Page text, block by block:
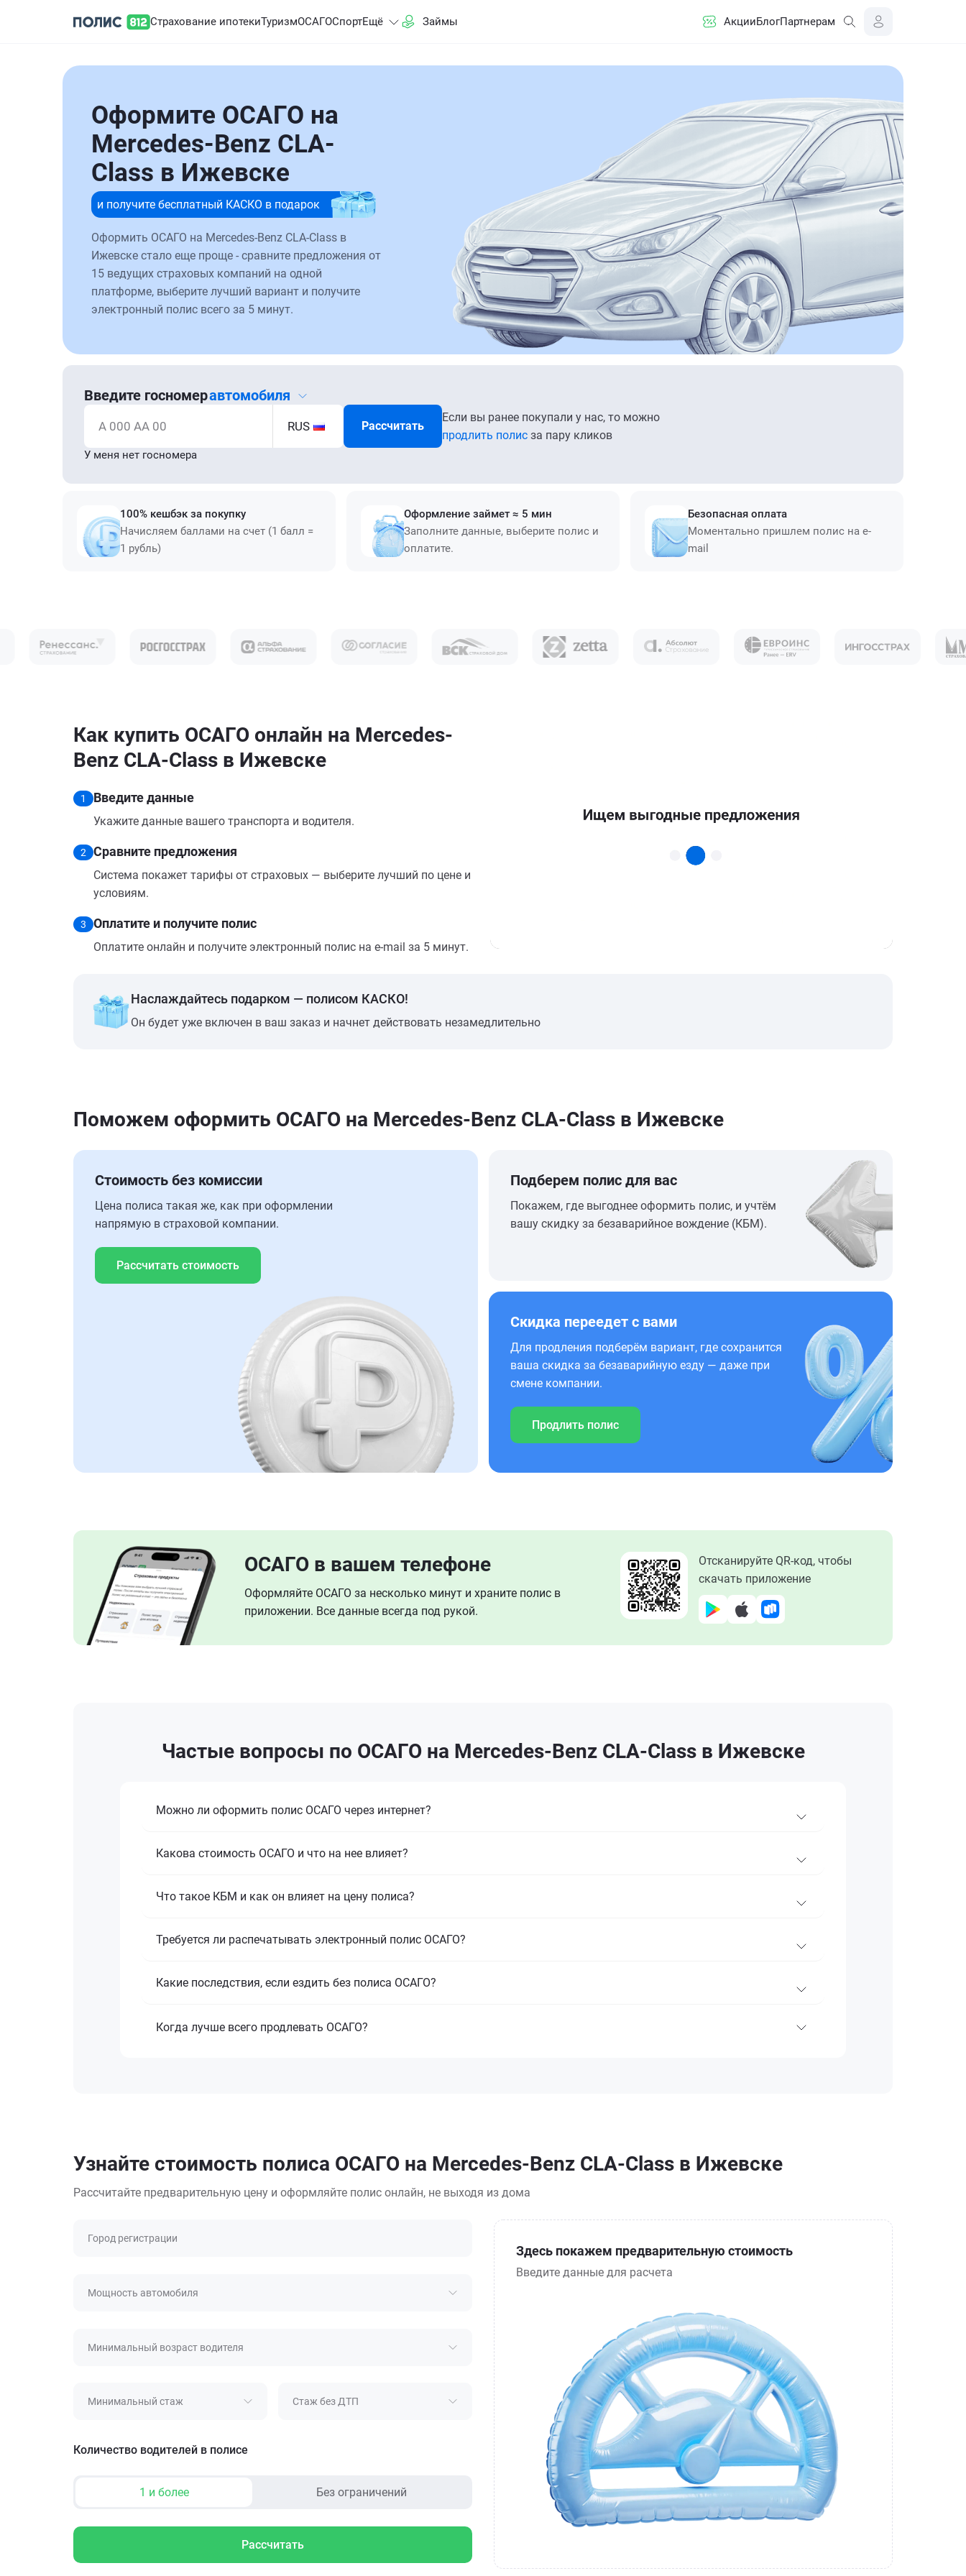
Страхование ипотекиТуризмОСАГОСпортЕщё Займы АкцииБлогПартнерам
Оформите ОСАГО на
Mercedes-Benz CLA-
Class в Ижевске
и получите бесплатный КАСКО в подарок
Оформить ОСАГО на Mercedes-Benz CLA-Class в
Ижевске стало еще проще - сравните предложения от
15 ведущих страховых компаний на одной
платформе, выберите лучший вариант и получите
электронный полис всего за 5 минут.
Введите госномеравтомобиля
А 000 АА 00 RUS Рассчитать
Если вы ранее покупали у нас, то можно
продлить полис за пару кликов
У меня нет госномера
100% кешбэк за покупку
Начисляем баллами на счет (1 балл =
1 рубль)
Оформление займет ≈ 5 мин
Заполните данные, выберите полис и
оплатите.
Безопасная оплата
Моментально пришлем полис на e-
mail
Как купить ОСАГО онлайн на Mercedes-
Benz CLA-Class в Ижевске
1 Введите данные
Укажите данные вашего транспорта и водителя.
2 Сравните предложения
Система покажет тарифы от страховых — выберите лучший по цене и
условиям.
3 Оплатите и получите полис
Оплатите онлайн и получите электронный полис на e-mail за 5 минут.
Наслаждайтесь подарком — полисом КАСКО!
Он будет уже включен в ваш заказ и начнет действовать незамедлительно
Поможем оформить ОСАГО на Mercedes-Benz CLA-Class в Ижевске
Стоимость без комиссии
Цена полиса такая же, как при оформлении
напрямую в страховой компании.
Рассчитать стоимость
Подберем полис для вас
Покажем, где выгоднее оформить полис, и учтём
вашу скидку за безаварийное вождение (КБМ).
Скидка переедет с вами
Для продления подберём вариант, где сохранится
ваша скидка за безаварийную езду — даже при
смене компании.
Продлить полис
ОСАГО в вашем телефоне
Оформляйте ОСАГО за несколько минут и храните полис в
приложении. Все данные всегда под рукой.
Отсканируйте QR-код, чтобы
скачать приложение
Частые вопросы по ОСАГО на Mercedes-Benz CLA-Class в Ижевске
Можно ли оформить полис ОСАГО через интернет?
Какова стоимость ОСАГО и что на нее влияет?
Что такое КБМ и как он влияет на цену полиса?
Требуется ли распечатывать электронный полис ОСАГО?
Какие последствия, если ездить без полиса ОСАГО?
Когда лучше всего продлевать ОСАГО?
Узнайте стоимость полиса ОСАГО на Mercedes-Benz CLA-Class в Ижевске
Рассчитайте предварительную цену и оформляйте полис онлайн, не выходя из дома
Город регистрации
Мощность автомобиля
Минимальный возраст водителя
Минимальный стаж Стаж без ДТП
Количество водителей в полисе
1 и более Без ограничений
Рассчитать
Здесь покажем предварительную стоимость
Введите данные для расчета